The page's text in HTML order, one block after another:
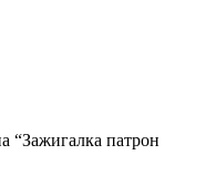
“Зажигалка патрон